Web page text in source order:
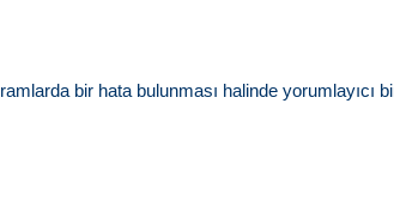
bir hata bulunması halinde yorumlayıcı